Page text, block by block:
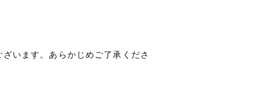
います。あらかじめご了承くださ